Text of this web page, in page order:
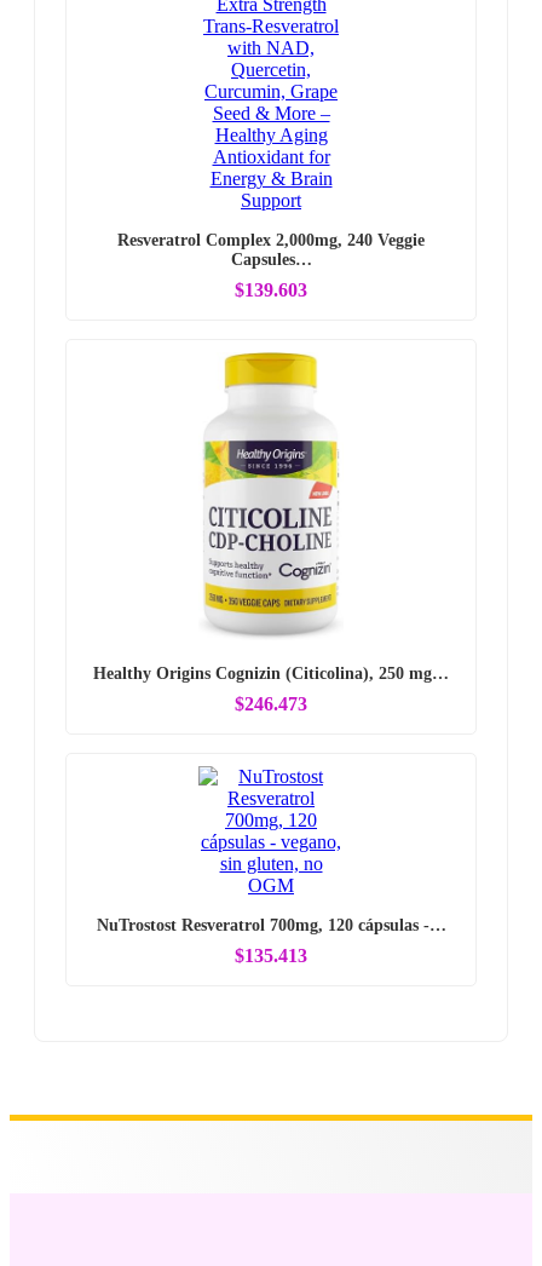
Resveratrol Complex 2,000mg, 240 Veggie
Capsules…
$139.603
Healthy Origins Cognizin (Citicolina), 250 mg…
$246.473
NuTrostost Resveratrol 700mg, 120 cápsulas -…
$135.413